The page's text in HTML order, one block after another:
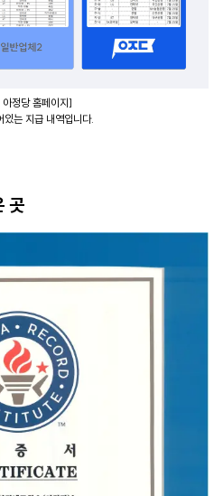
정당 홈페이지]
있는 지급 내역입니다.
곳